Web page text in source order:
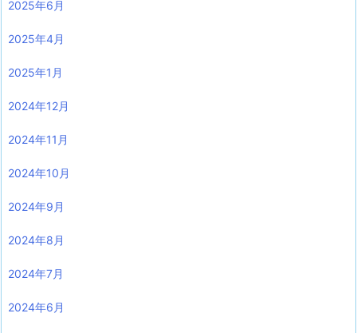
2025年6月
2025年4月
2025年1月
2024年12月
2024年11月
2024年10月
2024年9月
2024年8月
2024年7月
2024年6月